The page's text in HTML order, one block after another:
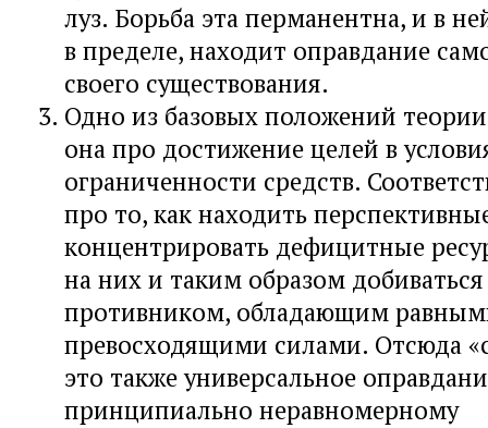
луз. Борьба эта перманентна, и в
в пределе, находит оправдание
своего существования.
Одно из базовых положений
она про достижение целей в
ограниченности средств.
про то, как находить
концентрировать дефицитные
на них и таким образом
противником, обладающим
превосходящими силами. Отсюда
это также универсальное
принципиально неравномерному